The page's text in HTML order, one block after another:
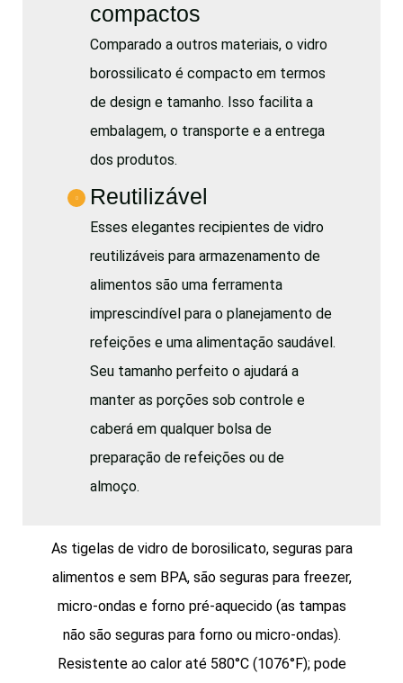
compactos
Comparado a outros materiais, o vidro
borossilicato é compacto em termos
de design e tamanho. Isso facilita a
embalagem, o transporte e a entrega
dos produtos.
Reutilizável
Esses elegantes recipientes de vidro
reutilizáveis para armazenamento de
alimentos são uma ferramenta
imprescindível para o planejamento de
refeições e uma alimentação saudável.
Seu tamanho perfeito o ajudará a
manter as porções sob controle e
caberá em qualquer bolsa de
preparação de refeições ou de
almoço.
As tigelas de vidro de borosilicato, seguras para
alimentos e sem BPA, são seguras para freezer,
micro-ondas e forno pré-aquecido (as tampas
não são seguras para forno ou micro-ondas).
Resistente ao calor até 580°C (1076°F); pode